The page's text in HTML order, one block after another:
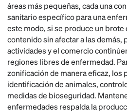
áreas más pequeñas, cada una
sanitario específico para una
este modo, si se produce un brote
contenido sin afectar a las demás,
actividades y el comercio
regiones libres de enfermedad.
zonificación de manera eficaz, los
identificación de animales,
medidas de bioseguridad.
enfermedades respalda la